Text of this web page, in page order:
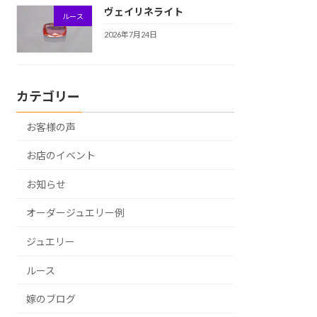
ルース ヴェイリネライト
2026年7月24日
カテゴリー
お客様の声
お店のイベント
お知らせ
オーダージュエリー例
ジュエリー
ルース
嫁のブログ